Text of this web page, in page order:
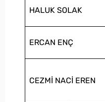
HALUK SOLAK
ERCAN ENÇ
CEZMİ NACİ EREN